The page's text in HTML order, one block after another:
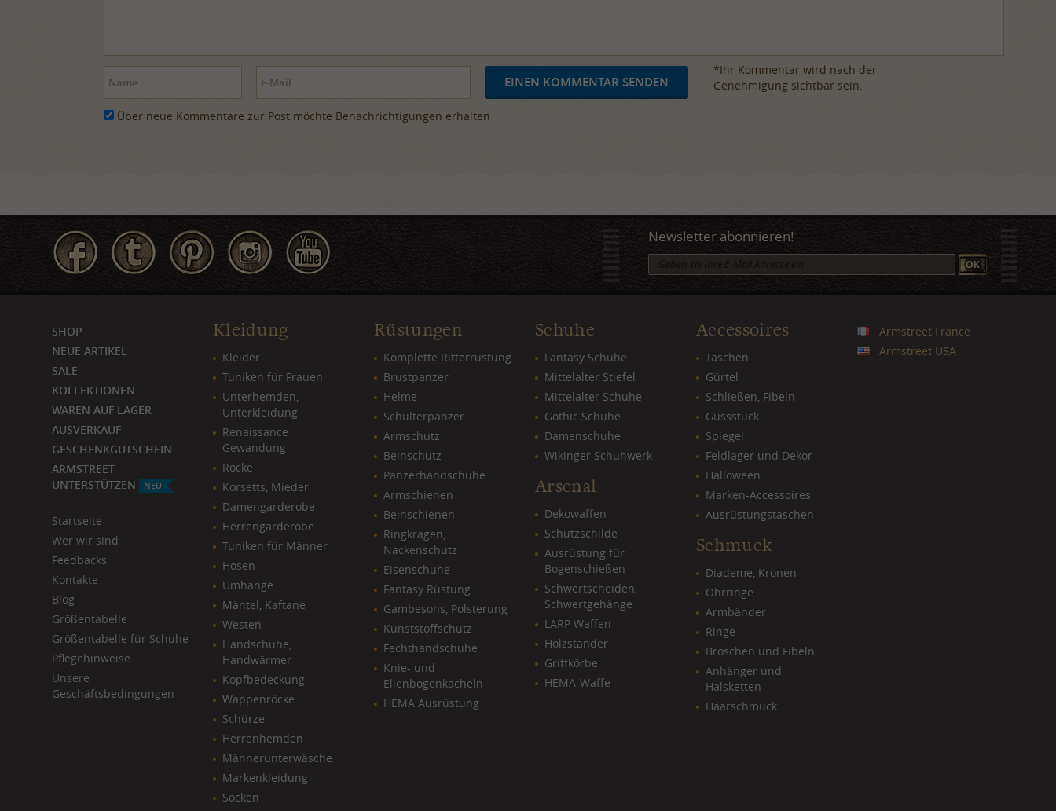
*Ihr Kommentar wird nach der
Genehmigung sichtbar sein.
Über neue Kommentare zur Post möchte Benachrichtigungen erhalten
Newsletter abonnieren!
SHOP
NEUE ARTIKEL
SALE
KOLLEKTIONEN
WAREN AUF LAGER
AUSVERKAUF
GESCHENKGUTSCHEIN
ARMSTREET
UNTERSTÜTZEN
NEU
Startseite
Wer wir sind
Feedbacks
Kontakte
Blog
​Größentabelle
Größentabelle für Schuhe
Pflegehinweise
Unsere
Geschäftsbedingungen
Kleidung
Kleider
Tuniken für Frauen
Unterhemden,
Unterkleidung
Renaissance
Gewandung
Röcke
Korsetts, Mieder
Damengarderobe
Herrengarderobe
Tuniken für Männer
Hosen
Umhänge
Mäntel, Kaftane
Westen
Handschuhe,
Handwärmer
Kopfbedeckung
Wappenröcke
Schürze
Herrenhemden
Männerunterwäsche
Markenkleidung
Socken
Rüstungen
Komplette Ritterrüstung
Brustpanzer
Helme
Schulterpanzer
Armschutz
Beinschutz
Panzerhandschuhe
Armschienen
Beinschienen
Ringkragen,
Nackenschutz
Eisenschuhe
Fantasy Rüstung
Gambesons, Polsterung
Kunststoffschutz
Fechthandschuhe
Knie- und
Ellenbogenkacheln
HEMA Ausrüstung
Schuhe
Fantasy Schuhe
Mittelalter Stiefel
Mittelalter Schuhe
Gothic Schuhe
Damenschuhe
Wikinger Schuhwerk
Arsenal
Dekowaffen
Schutzschilde
Ausrüstung für
Bogenschießen
Schwertscheiden,
Schwertgehänge
LARP Waffen
Holzständer
Griffkörbe
HEMA-Waffe
Accessoires
Taschen
Gürtel
Schließen, Fibeln
Gussstück
Spiegel
Feldlager und Dekor
Halloween
Marken-Accessoires
Ausrüstungstaschen
Schmuck
Diademe, Kronen
Ohrringe
Armbänder
Ringe
Broschen und Fibeln
Anhänger und
Halsketten
Haarschmuck
Armstreet France
Armstreet USA